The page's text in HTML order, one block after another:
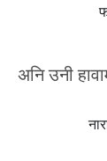
अनि उनी